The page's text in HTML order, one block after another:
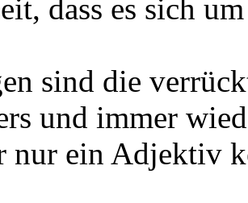
dass es sich
sind die
und immer
nur ein Adjektiv